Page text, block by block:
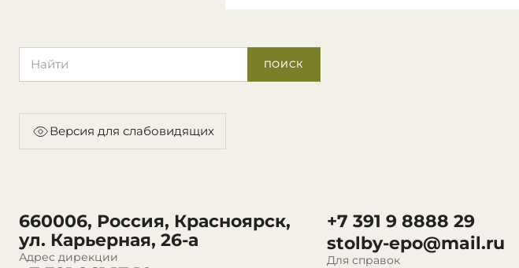
ПОИСК
Версия для слабовидящих
660006, Россия, Красноярск,
ул. Карьерная, 26-а
Адрес дирекции
+7 391 9 8888 29
stolby-epo@mail.ru
Для справок